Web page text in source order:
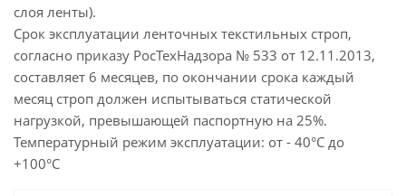
слоя ленты).
Срок эксплуатации ленточных текстильных строп,
согласно приказу РосТехНадзора № 533 от 12.11.2013,
составляет 6 месяцев, по окончании срока каждый
месяц строп должен испытываться статической
нагрузкой, превышающей паспортную на 25%.
Температурный режим эксплуатации: от - 40°С до
+100°С